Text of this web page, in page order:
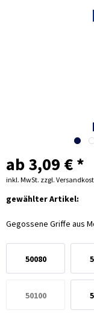
ab 3,09 € *
inkl. MwSt. zzgl.
gewählter Artikel:
Gegossene Griffe aus
50080
50100